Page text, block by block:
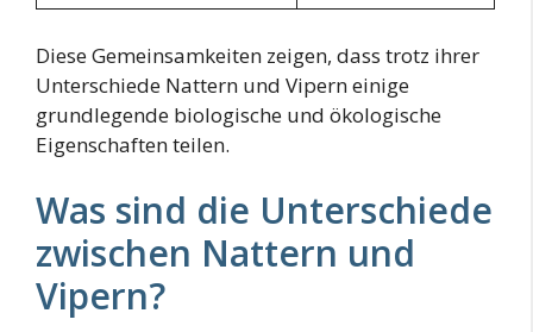
Diese Gemeinsamkeiten zeigen, dass trotz ihrer
Unterschiede Nattern und Vipern einige
grundlegende biologische und ökologische
Eigenschaften teilen.
Was sind die Unterschiede
zwischen Nattern und
Vipern?